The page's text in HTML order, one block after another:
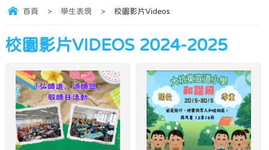
首頁 > 學生表現 > 校園影片Videos
校園影片VIDEOS 2024-2025